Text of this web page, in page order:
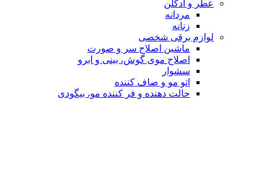
عطر و ادکلن
مردانه
زنانه
لوازم برقی شخصی
ماشین اصلاح سر و صورت
اصلاح موی گوش، بینی و ابرو
سشوار
اتو مو و صاف کننده
حالت دهنده و فر کننده مو، بیگودی